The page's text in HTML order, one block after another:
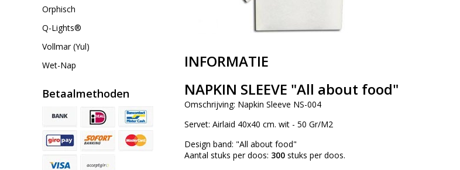
Orphisch
Q-Lights®
Vollmar (Yul)
Wet-Nap
Betaalmethoden
INFORMATIE
NAPKIN SLEEVE "All about food"
Omschrijving: Napkin Sleeve NS-004
Servet: Airlaid 40x40 cm. wit - 50 Gr/M2
Design band: "All about food"
Aantal stuks per doos: 300 stuks per doos.